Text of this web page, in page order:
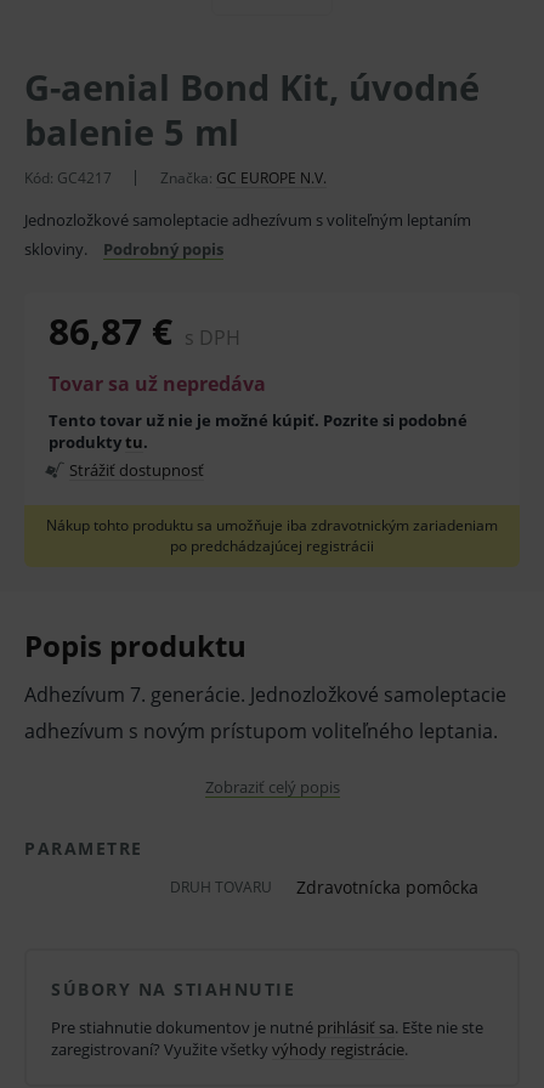
G-aenial Bond Kit, úvodné
balenie 5 ml
Kód: GC4217 Značka: GC EUROPE N.V.
Jednozložkové samoleptacie adhezívum s voliteľným leptaním
skloviny.
Podrobný popis
86,87 € s DPH
Tovar sa už nepredáva
Tento tovar už nie je možné kúpiť. Pozrite si podobné
produktytu.
Strážiť dostupnosť
Nákup tohto produktu sa umožňuje iba zdravotnickým zariadeniam
po predchádzajúcej registrácii
Popis produktu
Adhezívum 7. generácie. Jednozložkové samoleptacie
adhezívum s novým prístupom voliteľného leptania.
leptania alebo samoleptania.
Jednoduchý a rýchly pracovný postup a
trvalú a pevnú väzbu.
Zobraziť celý popis
PARAMETRE
DRUH TOVARU Zdravotnícka pomôcka
SÚBORY NA STIAHNUTIE
Pre stiahnutie dokumentov je nutné prihlásiť sa. Ešte nie ste
zaregistrovaní? Využite všetky výhody registrácie.